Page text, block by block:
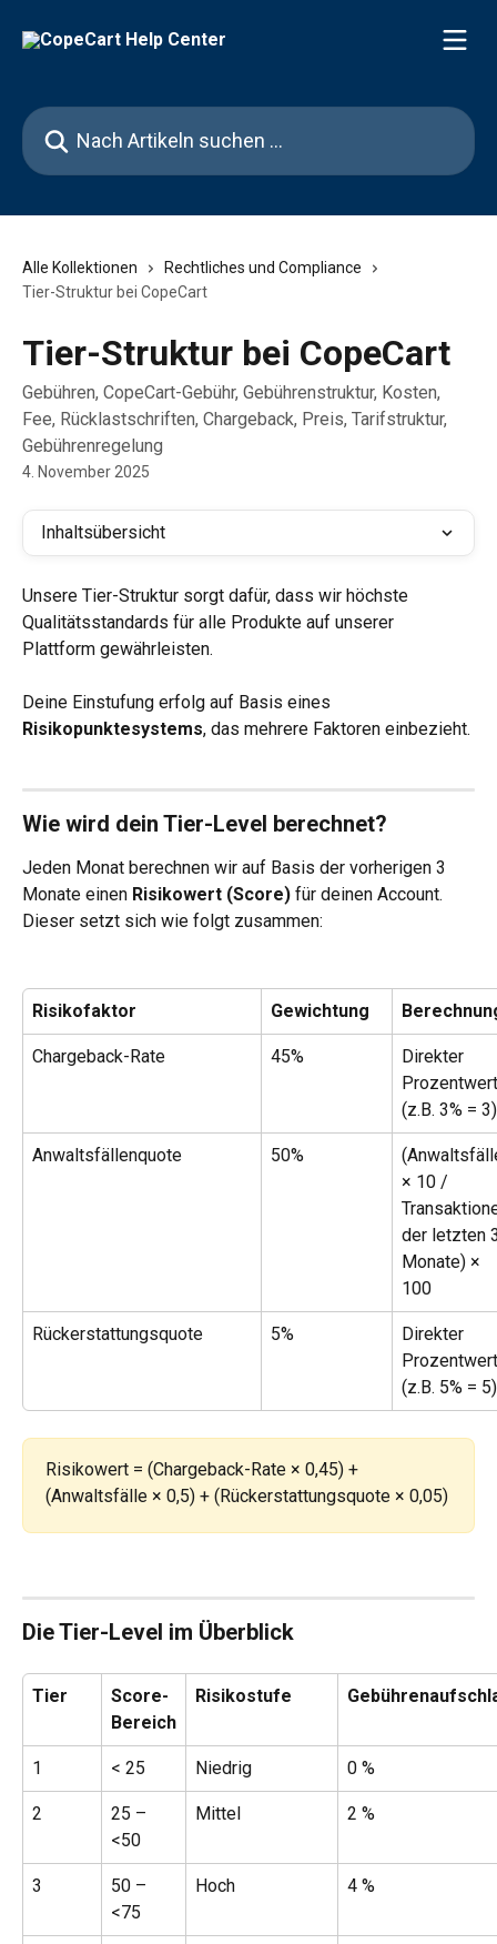
Nach Artikeln suchen …
Alle Kollektionen
Rechtliches und Compliance
Tier-Struktur bei CopeCart
Tier-Struktur bei CopeCart
Gebühren, CopeCart-Gebühr, Gebührenstruktur, Kosten,
Fee, Rücklastschriften, Chargeback, Preis, Tarifstruktur,
Gebührenregelung
4. November 2025
Inhaltsübersicht
Unsere Tier-Struktur sorgt dafür, dass wir höchste
Qualitätsstandards für alle Produkte auf unserer
Plattform gewährleisten.
Deine Einstufung erfolg auf Basis eines
Risikopunktesystems, das mehrere Faktoren einbezieht.
Wie wird dein Tier-Level berechnet?
Jeden Monat berechnen wir auf Basis der vorherigen 3
Monate einen Risikowert (Score) für deinen Account.
Dieser setzt sich wie folgt zusammen:
Risikofaktor Gewichtung
Chargeback-Rate 45%
Direkter
(z.B. 3% = 3)
Anwaltsfällenquote 50%
× 10 /
der letzten
Monate) ×
100
Rückerstattungsquote 5%
Direkter
(z.B. 5% = 5)
Risikowert = (Chargeback-Rate × 0,45) +
(Anwaltsfälle × 0,5) + (Rückerstattungsquote × 0,05)
Die Tier-Level im Überblick
Tier
Score-
Bereich
Risikostufe
1 < 25 Niedrig 0 %
2
25 –
<50
Mittel 2 %
3
50 –
<75
Hoch 4 %